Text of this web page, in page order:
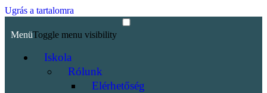
Ugrás a tartalomra
MenüToggle menu visibility
Iskola
Rólunk
Elérhetőség